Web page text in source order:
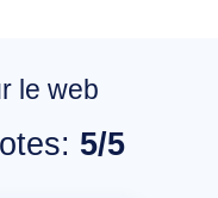
le web
5/5